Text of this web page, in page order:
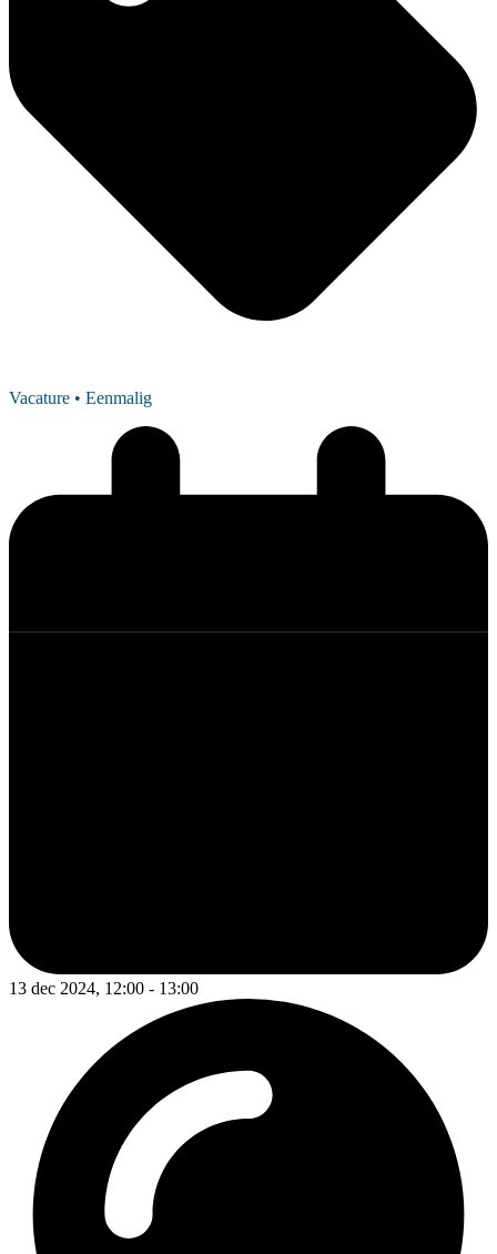
Vacature • Eenmalig
13 dec 2024, 12:00 - 13:00